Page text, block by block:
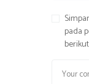
pada